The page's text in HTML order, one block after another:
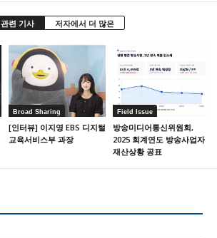
관련 기사 저자에서 더 많은
Broad Sharing
[인터뷰] 이지영 EBS 디지털
교육서비스부 과장
Field Issue
방송미디어통신위원회,
2025 회계연도 방송사업자
재산상황 공표